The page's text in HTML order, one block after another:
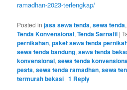
ramadhan-2023-terlengkap/
Posted in jasa sewa tenda,sewa tenda
Tenda Konvensional,Tenda Sarnafil |
pernikahan,paket sewa tenda
sewa tenda bandung,sewa tenda
konvensional,sewa tenda
pesta,sewa tenda ramadhan,sewa
termurah bekasi |1 Reply